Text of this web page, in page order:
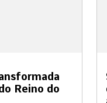
Reino do